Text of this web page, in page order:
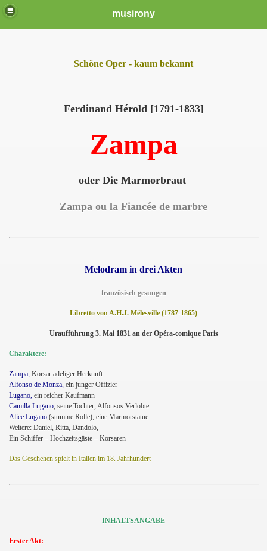
musirony
Schöne Oper - kaum bekannt
Ferdinand Hérold [1791-1833]
Zampa
oder Die Marmorbraut
Zampa ou la Fiancée de marbre
Melodram in drei Akten
französisch gesungen
Libretto von A.H.J. Mélesville (1787-1865)
Uraufführung 3. Mai 1831 an der Opéra-comique Paris
Charaktere:
Zampa, Korsar adeliger Herkunft
Alfonso de Monza, ein junger Offizier
Lugano, ein reicher Kaufmann
Camilla Lugano , seine Tochter, Alfonsos Verlobte
Alice Lugano (stumme Rolle), eine Marmorstatue
Weitere: Daniel, Ritta, Dandolo,
Ein Schiffer – Hochzeitsgäste – Korsaren
Das Geschehen spielt in Italien im 18. Jahrhundert
INHALTSANGABE
Erster Akt: